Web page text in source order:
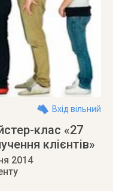
Вхід вільний
клас «27
клієнтів»
2014